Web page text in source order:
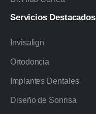
Servicios Destacados
Invisalign
Ortodoncia
Implantes Dentales
Diseño de Sonrisa